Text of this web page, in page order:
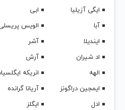
ایگی آزیلیا
ابی
آبا
الویس
ایندیلا
آشر
اد شیران
آرش
الهه
انریکه
ایمجین دراگونز
آریانا گرانده
ادل
ایگلز